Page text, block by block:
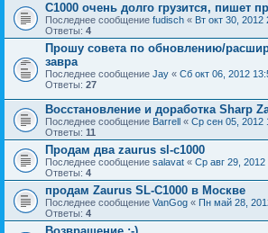
C1000 очень долго грузится, пишет
Последнее сообщение fudisch « Вт окт 30, 2012
Ответы: 4
Прошу совета по обновлению/
завра
Последнее сообщение Jay « Сб окт 06, 2012
Ответы: 27
Восстановление и доработка Sharp
Последнее сообщение Barrell « Ср сен 05, 2012
Ответы: 11
Продам два zaurus sl-c1000
Последнее сообщение salavat « Ср авг 29, 2012
Ответы: 4
продам Zaurus SL-C1000 в Москве
Последнее сообщение VanGog « Пн май 28,
Ответы: 4